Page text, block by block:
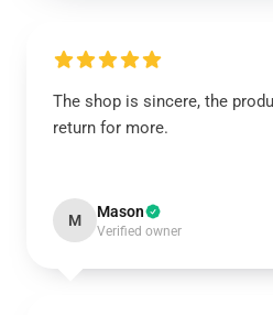
The shop is sincere, the
return for more.
M Mason
Verified owner